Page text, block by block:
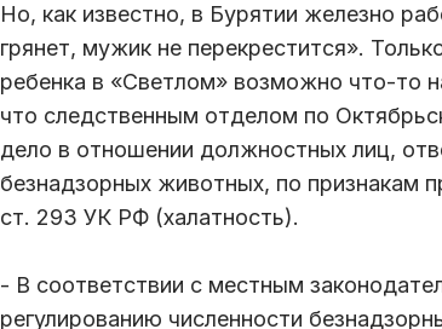
Но, как известно, в Бурятии железно
грянет, мужик не перекрестится».
ребенка в «Светлом» возможно что-то
что следственным отделом по
дело в отношении должностных лиц,
безнадзорных животных, по признакам
ст. 293 УК РФ (халатность).
- В соответствии с местным
регулированию численности